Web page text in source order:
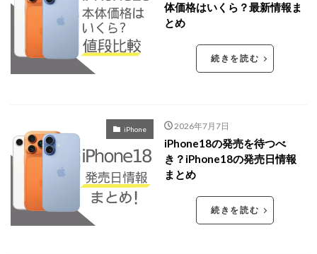
体価格はいくら？最新情報ま
とめ
続きを読む
iPhone 2026年7月7日
iPhone18の発売を待つべ
き？iPhone18の発売日情報
まとめ
続きを読む